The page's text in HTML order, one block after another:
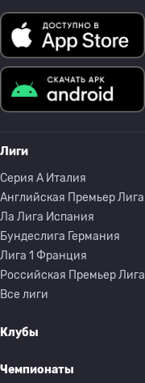
Лиги
Серия A Италия
Английская Премьер Лига
Ла Лига Испания
Бундеслига Германия
Лига 1 Франция
Российская Премьер Лига
Все лиги
Клубы
Чемпионаты